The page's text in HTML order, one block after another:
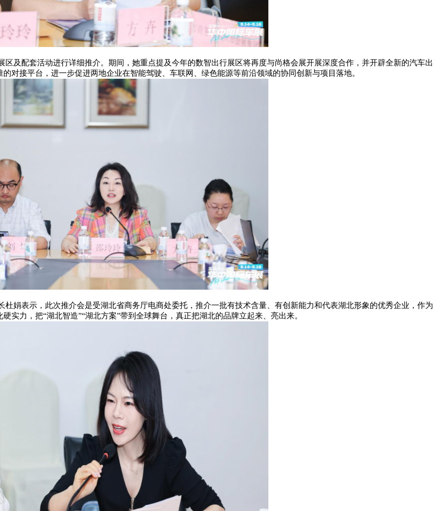
及配套活动进行详细推介。期间，她重点提及今年的数智出行展区将再度与尚格会展开展深度合作，并开辟全新的汽车出
对接平台，进一步促进两地企业在智能驾驶、车联网、绿色能源等前沿领域的协同创新与项目落地。
娟表示，此次推介会是受湖北省商务厅电商处委托，推介一批有技术含量、有创新能力和代表湖北形象的优秀企业，作为
实力，把“湖北智造”“湖北方案”带到全球舞台，真正把湖北的品牌立起来、亮出来。